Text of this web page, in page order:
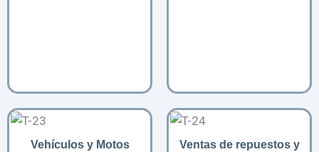
Vehículos y Motos
Ventas de repuestos y